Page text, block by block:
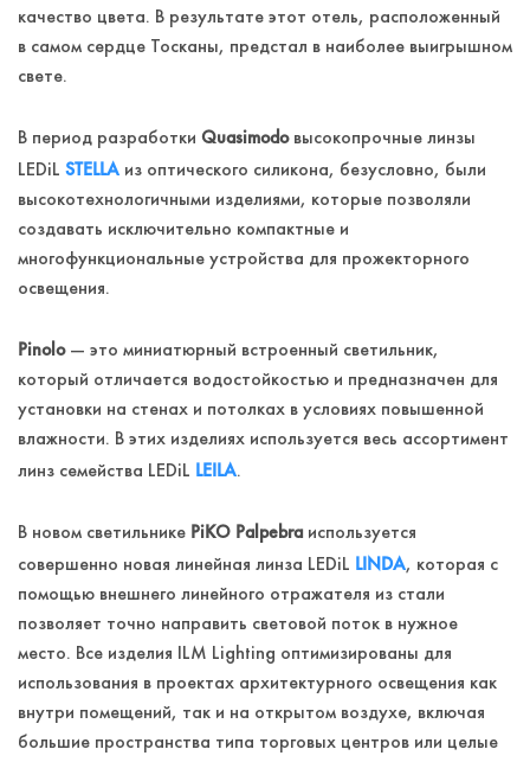
качество цвета. В результате этот отель, расположенный
в самом сердце Тосканы, предстал в наиболее выигрышном
свете.
В период разработки Quasimodoвысокопрочные линзы
LEDiL STELLA из оптического силикона, безусловно, были
высокотехнологичными изделиями, которые позволяли
создавать исключительно компактные и
многофункциональные устройства для прожекторного
освещения.
Pinolo— это миниатюрный встроенный светильник,
который отличается водостойкостью и предназначен для
установки на стенах и потолках в условиях повышенной
влажности. В этих изделиях используется весь ассортимент
линз семейства LEDiL LEILA.
В новом светильнике PiKO Palpebraиспользуется
совершенно новая линейная линза LEDiL LINDA, которая с
помощью внешнего линейного отражателя из стали
позволяет точно направить световой поток в нужное
место. Все изделия ILM Lighting оптимизированы для
использования в проектах архитектурного освещения как
внутри помещений, так и на открытом воздухе, включая
большие пространства типа торговых центров или целые